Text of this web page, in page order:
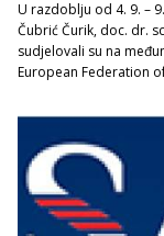
U razdoblju od 4. 9. –
Čubrić Čurik, doc. dr.
sudjelovali su na
European Federation